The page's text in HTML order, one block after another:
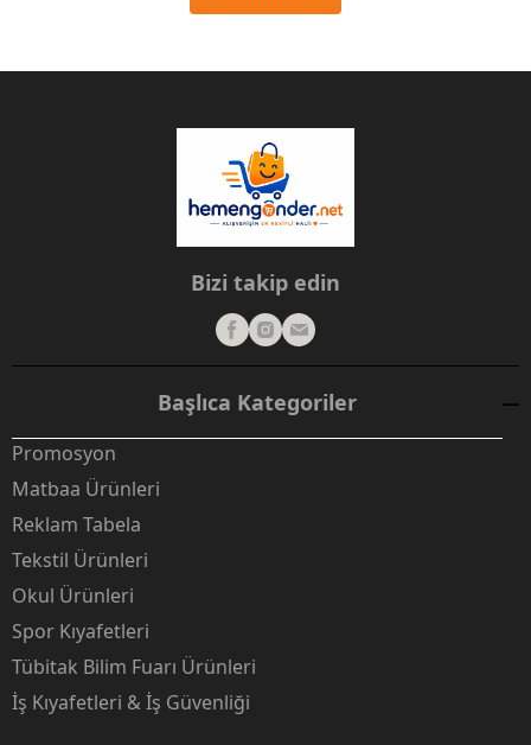
Bizi takip edin
Başlıca Kategoriler
Promosyon
Matbaa Ürünleri
Reklam Tabela
Tekstil Ürünleri
Okul Ürünleri
Spor Kıyafetleri
Tübitak Bilim Fuarı Ürünleri
İş Kıyafetleri & İş Güvenliği